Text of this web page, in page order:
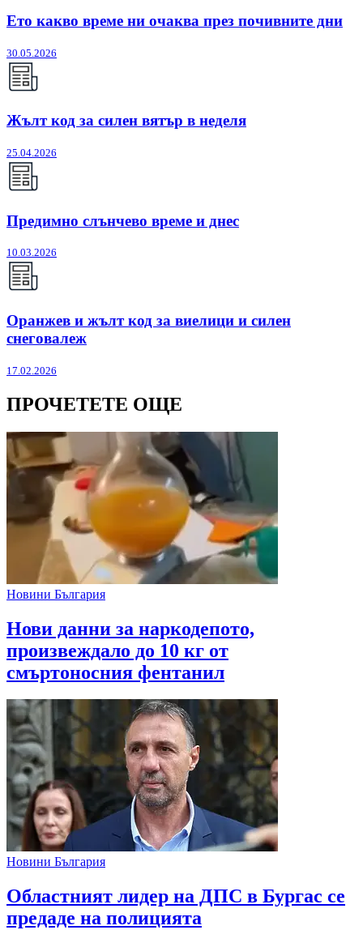
Ето какво време ни очаква през почивните дни
30.05.2026
Жълт код за силен вятър в неделя
25.04.2026
Предимно слънчево време и днес
10.03.2026
Оранжев и жълт код за виелици и силен
снеговалеж
17.02.2026
ПРОЧЕТЕТЕ ОЩЕ
Новини България
Нови данни за наркодепото,
произвеждало до 10 кг от
смъртоносния фентанил
Новини България
Областният лидер на ДПС в Бургас се
предаде на полицията